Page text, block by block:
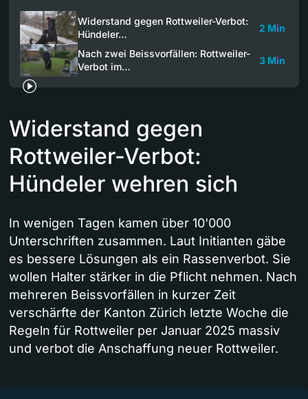
Widerstand gegen Rottweiler-Verbot:
Hündeler…
2 Min
Nach zwei Beissvorfällen: Rottweiler-
Verbot im…
3 Min
Widerstand gegen
Rottweiler-Verbot:
Hündeler wehren sich
In wenigen Tagen kamen über 10'000
Unterschriften zusammen. Laut Initianten gäbe
es bessere Lösungen als ein Rassenverbot. Sie
wollen Halter stärker in die Pflicht nehmen. Nach
mehreren Beissvorfällen in kurzer Zeit
verschärfte der Kanton Zürich letzte Woche die
Regeln für Rottweiler per Januar 2025 massiv
und verbot die Anschaffung neuer Rottweiler.